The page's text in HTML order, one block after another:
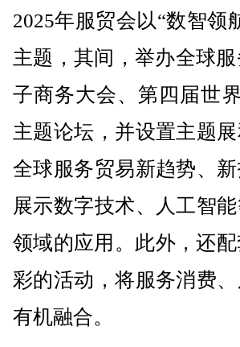
2025年服贸会以“数智领
主题，其间，举办全球
子商务大会、第四届世
主题论坛，并设置主题
全球服务贸易新趋势、
展示数字技术、人工智
领域的应用。此外，还
彩的活动，将服务消费
有机融合。